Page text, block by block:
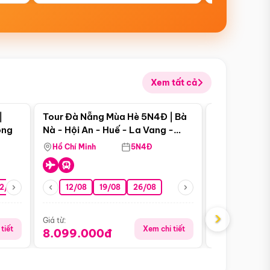
Xem tất cả
08 26/08 05/09 09/09 12/09
tiết
Điểm nổi bật
Tour Đà Nẵng Mùa Hè 5N4Đ | Bà
Nà - Hội An - Huế - La Vang -
Động Thiên Đường
Hồ Chí Minh 5N4Đ
12/08 19/08 26/08
Giá từ:
8.099.000đ Xem chi tiết
Giá từ:
›